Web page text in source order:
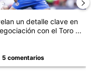
un detalle clave en
con el Toro ...
5 comentarios